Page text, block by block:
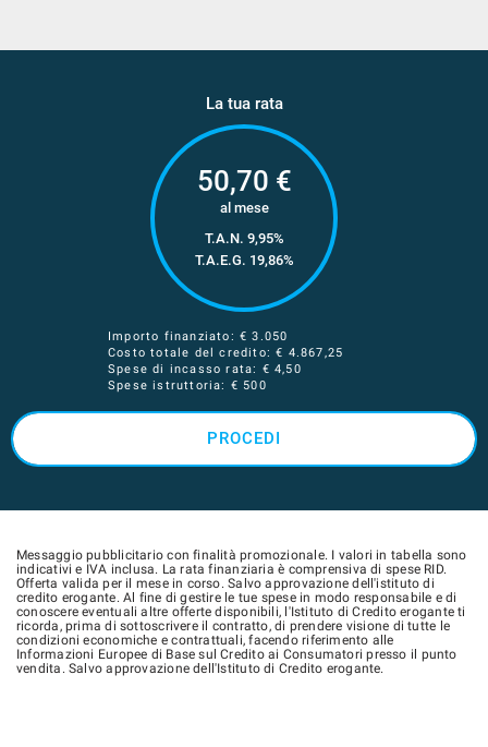
La tua rata
50,70 €
al mese
T.A.N. 9,95%
T.A.E.G. 19,86%
Importo finanziato: €3.050
Costo totale del credito: € 4.867,25
Spese di incasso rata: € 4,50
Spese istruttoria: € 500
PROCEDI
Messaggio pubblicitario con finalità promozionale. I valori in tabella sono
indicativi e IVA inclusa. La rata finanziaria è comprensiva di spese RID.
Offerta valida per il mese in corso. Salvo approvazione dell'istituto di
credito erogante. Al fine di gestire le tue spese in modo responsabile e di
conoscere eventuali altre offerte disponibili, l'Istituto di Credito erogante ti
ricorda, prima di sottoscrivere il contratto, di prendere visione di tutte le
condizioni economiche e contrattuali, facendo riferimento alle
Informazioni Europee di Base sul Credito ai Consumatori presso il punto
vendita. Salvo approvazione dell'Istituto di Credito erogante.